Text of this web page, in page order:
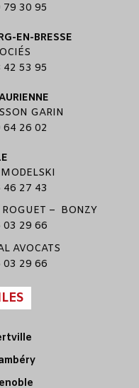
79 30 95
EN-BRESSE
42 53 95
GARIN
64 26 02
MODELSKI
46 27 43
ROGUET – BONZY
03 29 66
AVOCATS
03 29 66